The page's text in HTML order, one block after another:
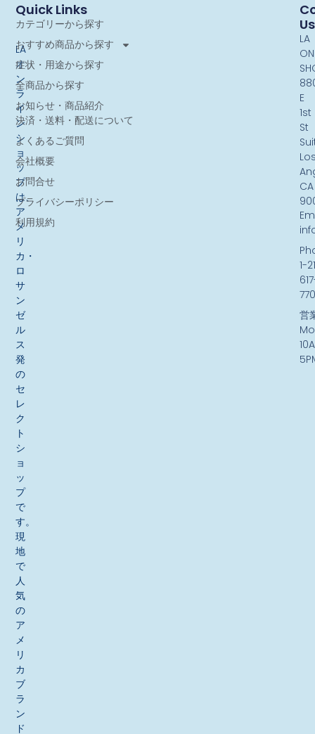
LA
オ
ン
ラ
イ
ン
シ
ョ
ッ
プ
は、
ア
メ
リ
カ・
ロ
サ
ン
ゼ
ル
ス
発
の
セ
レ
ク
ト
シ
ョ
ッ
プ
で
す。
現
地
で
人
気
の
ア
メ
リ
カ
ブ
ラ
ン
ド
Quick Links
カテゴリーから探す
おすすめ商品から探す
症状・用途から探す
全商品から探す
お知らせ・商品紹介
決済・送料・配送について
よくあるご質問
会社概要
お問合せ
プライバシーポリシー
利用規約
Us
LA
E
1st
St
CA
1-
営